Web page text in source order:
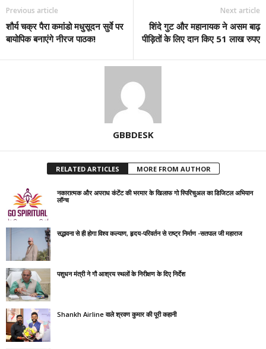
Previous article
शौर्य चक्र पैरा कमांडो मधुसूदन सुर्वे पर
बायोपिक बनाएंगे नीरज पाठक!
Next article
शिंदे गुट और महानायक ने असम बाढ़
पीड़ितों के लिए दान किए 51 लाख रुपए
GBBDESK
RELATED ARTICLES MORE FROM AUTHOR
नकारात्मक और अपराध कंटेंट की भरमार के खिलाफ गो स्पिरिचुअल का डिजिटल अभियान
लॉन्च
सद्भावना से ही होगा विश्व कल्याण, हृदय-परिवर्तन से राष्ट्र निर्माण -सतपाल जी महाराज
पशुधन मंत्री ने गौ आश्रय स्थलों के निरीक्षण के दिए निर्देश
Shankh Airline वाले श्रवण कुमार की पूरी कहानी